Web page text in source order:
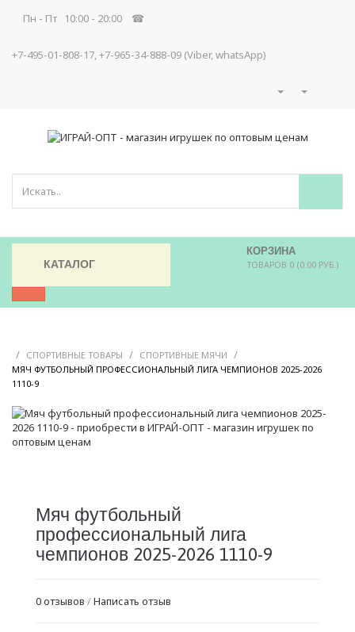
Пн - Пт 10:00 - 20:00 ☎
+7-495-01-808-17, +7-965-34-888-09 (Viber, whatsApp)
КОРЗИНА
ТОВАРОВ 0 (0.00 РУБ.)
КАТАЛОГ
/ СПОРТИВНЫЕ ТОВАРЫ / СПОРТИВНЫЕ МЯЧИ /
МЯЧ ФУТБОЛЬНЫЙ ПРОФЕССИОНАЛЬНЫЙ ЛИГА ЧЕМПИОНОВ 2025-2026
1110-9
Мяч футбольный
профессиональный лига
чемпионов 2025-2026 1110-9
0 отзывов /Написать отзыв